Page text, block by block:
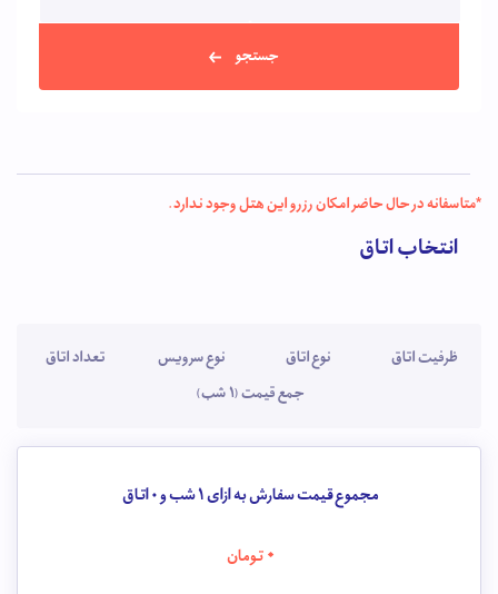
جستجو
*متاسفانه در حال حاضر امکان رزرو این هتل وجود ندارد.
انتخاب اتاق
ظرفیت اتاق نوع اتاق نوع سرویس
تعداد اتاق
جمع قیمت (1 شب)
مجموع قیمت سفارش به ازای 1 شب و 0اتاق
0تومان